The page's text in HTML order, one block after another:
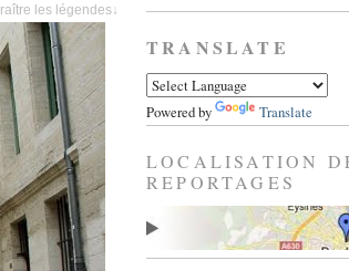
les légendes↓
TRANSLATE
Powered by Translate
LOCALISATION
REPORTAGES